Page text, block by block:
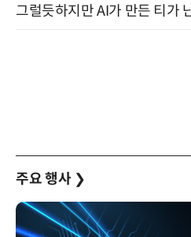
주요 행사 ❯